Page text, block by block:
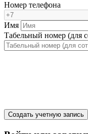
Номер телефона
Имя
Табельный номер (для
Создать учетную запись